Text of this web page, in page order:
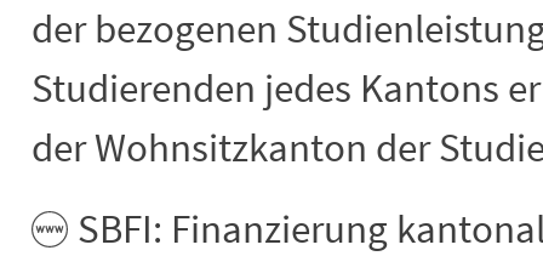
der bezogenen
Studierenden jedes Kantons
der Wohnsitzkanton der
SBFI: Finanzierung